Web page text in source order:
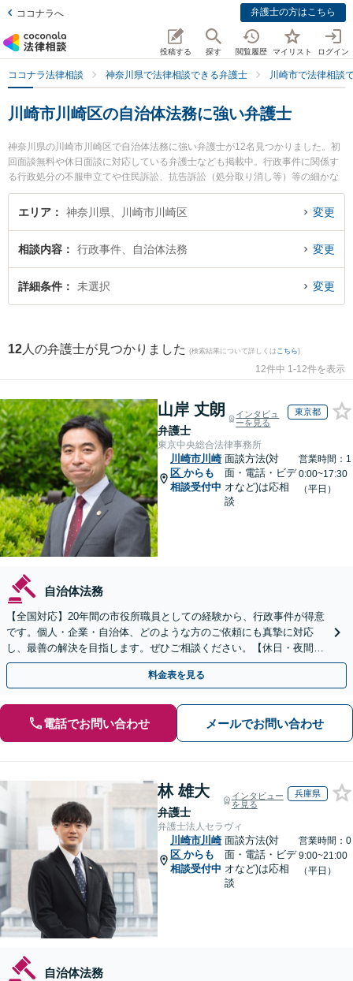
ココナラへ 弁護士の方はこちら
投稿する 探す 閲覧履歴 マイリスト ログイン
ココナラ法律相談 神奈川県で法律相談できる弁護士 川崎市で法律相談
川崎市川崎区の自治体法務に強い弁護士
神奈川県の川崎市川崎区で自治体法務に強い弁護士が12名見つかりました。初
回面談無料や休日面談に対応している弁護士なども掲載中。行政事件に関係す
る行政処分の不服申立てや住民訴訟、抗告訴訟（処分取り消し等）等の細かな
分野での絞り込み検索もでき便利です。特に川崎オアシス法律事務所の津田 卓
椰弁護士や川崎オアシス法律事務所の山口 勇真弁護士、川崎合同法律事務所の
弁護士に相談したい』『自治体法務のトラブル解決の実績豊富な近くの弁護士
を検索したい』『初回相談無料で自治体法務を法律相談できる川崎市川崎区内
の弁護士に相談予約したい』などでお困りの相談者さんにおすすめです。
エリア 神奈川県、川崎市川崎区 変更
相談内容 行政事件、自治体法務 変更
詳細条件 未選択 変更
12 人の弁護士が見つかりました (検索結果について詳しくは こちら)
12件中 1-12件を表示
山岸 丈朗
弁護士
インタビュ
ーを見る
東京都
東京中央総合法律事務所
川崎市川崎
区 からも
相談受付中
面談方法(対
面・電話・ビデ
オなど)は応相
談
営業時間：1
0:00~17:30
（平日）
自治体法務
【全国対応】20年間の市役所職員としての経験から、行政事件が得意
です。個人・企業・自治体、どのような方のご依頼にも真摯に対応
し、最善の解決を目指します。ぜひご相談ください。【休日・夜間相
談可】【ビデオ面談可】【銀座駅1分】
料金表を見る
電話でお問い合わせ メールでお問い合わせ
林 雄大
弁護士
インタビュー
を見る
兵庫県
弁護士法人セラヴィ
川崎市川崎
区 からも
相談受付中
面談方法(対
面・電話・ビデ
オなど)は応相
談
営業時間：0
9:00~21:00
（平日）
自治体法務